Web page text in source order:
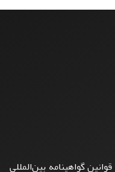
گواهینامه بین‌المللی